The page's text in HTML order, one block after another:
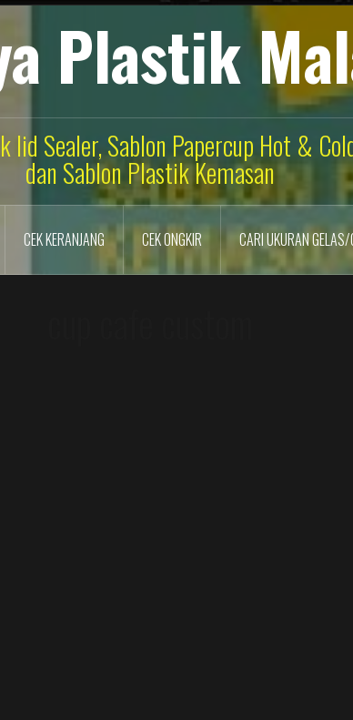
Plastik
Sealer, Sablon Papercup Hot &
dan Sablon Plastik Kemasan
CEK KERANJANG CEK ONGKIR CARI UKURAN